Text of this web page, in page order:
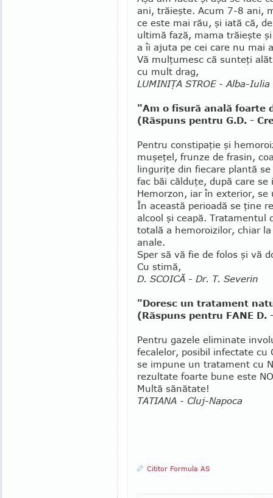
ani, trăieşte. Acum 7-8 ani,
ce este mai rău, şi iată că,
ultimă fază, mama tră­ieşte
a îi ajuta pe cei care nu mai
Vă mulţumesc că sunteţi
cu mult drag,
LUMINIŢA STROE - Alba-Iulia
"Am o fisură anală foarte
(Răspuns pentru G.D. -
Pentru constipaţie şi
muşeţel, frunze de frasin,
linguriţe din fie­care plantă
fac băi călduţe, după care
Hemorzon, iar în exterior,
În această perioadă se ţine
alcool şi ceapă. Tratamentul
totală a hemoroizilor, chiar
anale.
Sper să vă fie de folos şi vă
Cu stimă,
D. SCOICĂ - Dr. T. Severin
"Doresc un tratament
(Răspuns pentru FANE
Pentru gazele eliminate
fecalelor, posibil infectate cu
se impune un tratament cu
rezultate foarte bune este
Multă sănătate!
TATIANA - Cluj-Napoca
Cititor Formula AS